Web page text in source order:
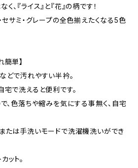
、『ライス』と『花』の柄です！
セサミ・グレープの全色揃えたくなる5色
簡単】
どで汚れやすい半衿。
宅で洗えると便利です。
、色落ちや縮みを気にする事無く、自宅
たは手洗いモードで洗濯機洗いができ
ット。